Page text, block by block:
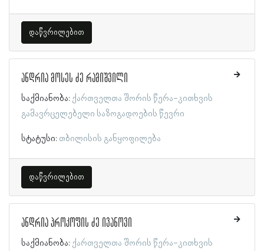
დაწვრილებით
ანდრია მოსეს ძე რამიშვილი
საქმიანობა: ქართველთა შორის წერა-კითხვის
გამავრცელებელი საზოგადოების წევრი
სტატუსი: თბილისის განყოფილება
დაწვრილებით
ანდრია პროკოფის ძე ივანოვი
საქმიანობა: ქართველთა შორის წერა-კითხვის